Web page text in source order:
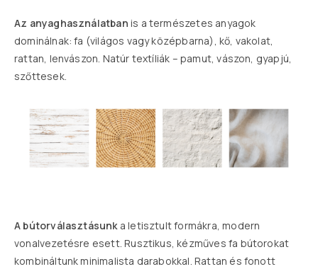
Az anyaghasználatban is a természetes anyagok
dominálnak: fa (világos vagy középbarna), kő, vakolat,
rattan, lenvászon. Natúr textíliák – pamut, vászon, gyapjú,
szőttesek.
A bútorválasztásunka letisztult formákra, modern
vonalvezetésre esett. Rusztikus, kézműves fa bútorokat
kombináltunk minimalista darabokkal. Rattan és fonott